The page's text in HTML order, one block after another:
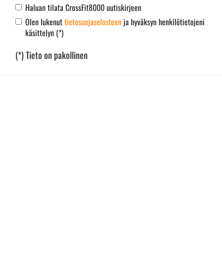
Haluan tilata CrossFit8000 uutiskirjeen
Olen lukenuttietosuojaselosteen ja hyväksyn henkilötietojeni
käsittelyn (*)
(*) Tieto on pakollinen